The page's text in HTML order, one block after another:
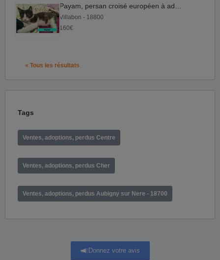
Villabon - 18800
160€
« Tous les résultats
Tags
Ventes, adoptions, perdus Centre
Ventes, adoptions, perdus Cher
Ventes, adoptions, perdus Aubigny sur Nere - 18700
Donnez votre avis